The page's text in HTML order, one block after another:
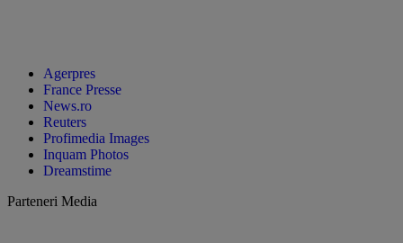
Agerpres
France Presse
News.ro
Reuters
Profimedia Images
Inquam Photos
Dreamstime
Parteneri Media